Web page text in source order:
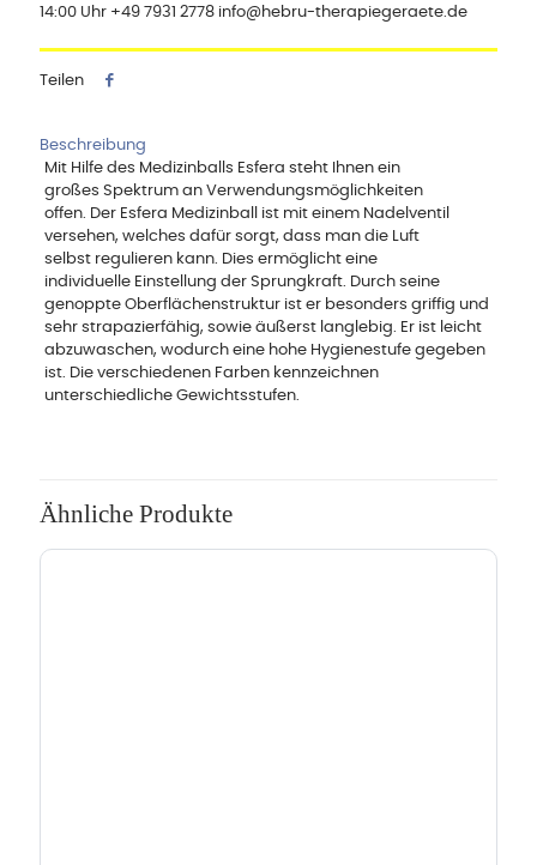
14:00 Uhr +49 7931 2778 info@hebru-therapiegeraete.de
Teilen
Beschreibung
Mit Hilfe des Medizinballs Esfera steht Ihnen ein
großes Spektrum an Verwendungsmöglichkeiten
offen. Der Esfera Medizinball ist mit einem Nadelventil
versehen, welches dafür sorgt, dass man die Luft
selbst regulieren kann. Dies ermöglicht eine
individuelle Einstellung der Sprungkraft. Durch seine
genoppte Oberflächenstruktur ist er besonders griffig und
sehr strapazierfähig, sowie äußerst langlebig. Er ist leicht
abzuwaschen, wodurch eine hohe Hygienestufe gegeben
ist. Die verschiedenen Farben kennzeichnen
unterschiedliche Gewichtsstufen.
Ähnliche Produkte